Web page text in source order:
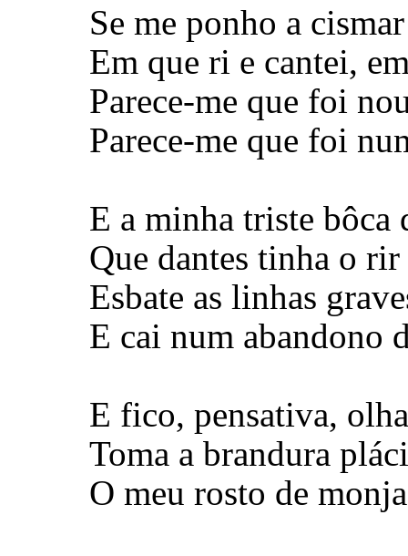
Se me ponho a
Em que ri e cantei,
Parece-me que foi
Parece-me que foi
E a minha triste bôca
Que dantes tinha o
Esbate as linhas
E cai num abandono
E fico, pensativa,
Toma a brandura
O meu rosto de